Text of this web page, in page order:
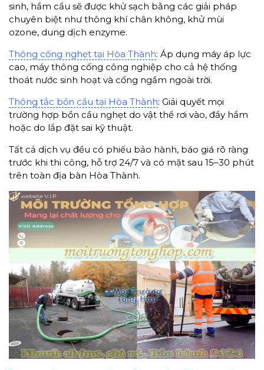
sinh, hầm cầu sẽ được khử sạch bằng các giải pháp
chuyên biệt như thông khí chân không, khử mùi
ozone, dung dịch enzyme.
Thông cống nghẹt tại Hòa Thành: Áp dụng máy áp lực
cao, máy thông cống công nghiệp cho cả hệ thống
thoát nước sinh hoạt và cống ngầm ngoài trời.
Thông tắc bồn cầu tại Hòa Thành: Giải quyết mọi
trường hợp bồn cầu nghẹt do vật thể rơi vào, đầy hầm
hoặc do lắp đặt sai kỹ thuật.
Tất cả dịch vụ đều có phiếu bảo hành, báo giá rõ ràng
trước khi thi công, hỗ trợ 24/7 và có mặt sau 15–30 phút
trên toàn địa bàn Hòa Thành.